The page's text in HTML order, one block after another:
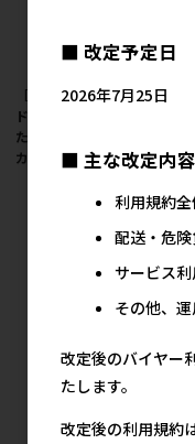
［いなばペットフー
ド］CIAO 焼かつお ほ
たて味 1本 YK-02【メー
カーフェア10】
ー
■ 改定予定日
2026年7月25日
■ 主な改定内容
利用規約
配送・危
サービス
その他、
改定後のバイヤー
たします。
改定後の利用規約